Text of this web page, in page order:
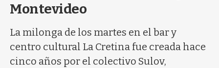
Montevideo
La milonga de los martes en el bar y
centro cultural La Cretina fue creada hace
cinco años por el colectivo Sulov,